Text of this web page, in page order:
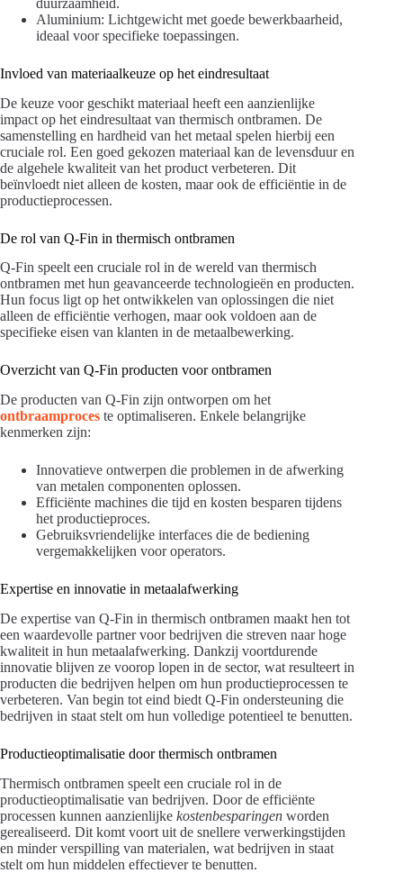
Aluminium: Lichtgewicht met goede bewerkbaarheid,
ideaal voor specifieke toepassingen.
Invloed van materiaalkeuze op het eindresultaat
De keuze voor geschikt materiaal heeft een aanzienlijke
impact op het eindresultaat van thermisch ontbramen. De
samenstelling en hardheid van het metaal spelen hierbij een
cruciale rol. Een goed gekozen materiaal kan de levensduur en
de algehele kwaliteit van het product verbeteren. Dit
beïnvloedt niet alleen de kosten, maar ook de efficiëntie in de
productieprocessen.
De rol van Q-Fin in thermisch ontbramen
Q-Fin speelt een cruciale rol in de wereld van thermisch
ontbramen met hun geavanceerde technologieën en producten.
Hun focus ligt op het ontwikkelen van oplossingen die niet
alleen de efficiëntie verhogen, maar ook voldoen aan de
specifieke eisen van klanten in de metaalbewerking.
Overzicht van Q-Fin producten voor ontbramen
De producten van Q-Fin zijn ontworpen om het
ontbraamproces te optimaliseren. Enkele belangrijke
kenmerken zijn:
Innovatieve ontwerpen die problemen in de afwerking
van metalen componenten oplossen.
Efficiënte machines die tijd en kosten besparen tijdens
het productieproces.
Gebruiksvriendelijke interfaces die de bediening
vergemakkelijken voor operators.
Expertise en innovatie in metaalafwerking
De expertise van Q-Fin in thermisch ontbramen maakt hen tot
een waardevolle partner voor bedrijven die streven naar hoge
kwaliteit in hun metaalafwerking. Dankzij voortdurende
innovatie blijven ze voorop lopen in de sector, wat resulteert in
producten die bedrijven helpen om hun productieprocessen te
verbeteren. Van begin tot eind biedt Q-Fin ondersteuning die
bedrijven in staat stelt om hun volledige potentieel te benutten.
Productieoptimalisatie door thermisch ontbramen
Thermisch ontbramen speelt een cruciale rol in de
productieoptimalisatie van bedrijven. Door de efficiënte
processen kunnen aanzienlijke kostenbesparingen worden
gerealiseerd. Dit komt voort uit de snellere verwerkingstijden
en minder verspilling van materialen, wat bedrijven in staat
stelt om hun middelen effectiever te benutten.